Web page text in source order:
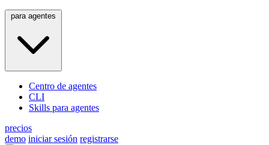
Centro de agentes
CLI
Skills para agentes
precios
demo iniciar sesión registrarse